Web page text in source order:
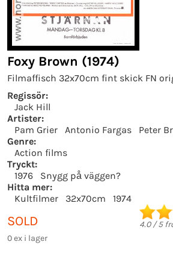
Foxy Brown (1974)
Filmaffisch 32x70cm fint skick FN
Regissör:
Jack Hill
Artister:
Pam Grier
Antonio Fargas
Peter
Genre:
Action films
Tryckt:
1976
Snygg på väggen?
Hitta mer:
Kultfilmer
32x70cm 1974
SOLD
0 ex i lager
4.0/5